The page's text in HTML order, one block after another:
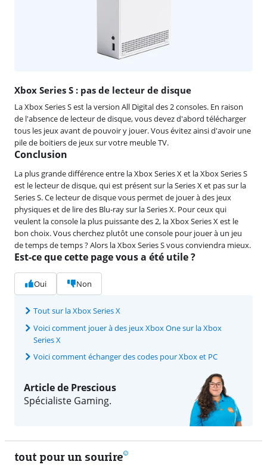
Xbox Series S : pas de lecteur de disque
La Xbox Series S est la version All Digital des 2 consoles. En raison
de l'absence de lecteur de disque, vous devez d'abord télécharger
tous les jeux avant de pouvoir y jouer. Vous évitez ainsi d'avoir une
pile de boitiers de jeux sur votre meuble TV.
Conclusion
La plus grande différence entre la Xbox Series X et la Xbox Series S
est le lecteur de disque, qui est présent sur la Series X et pas sur la
Series S. Ce lecteur de disque vous permet de jouer à des jeux
physiques et de lire des Blu-ray sur la Series X. Pour ceux qui
veulent la console la plus puissante des 2, la Xbox Series X est le
bon choix. Vous cherchez plutôt une console pour jouer à un jeu
de temps de temps ? Alors la Xbox Series S vous conviendra mieux.
Est-ce que cette page vous a été utile ?
Oui Non
Tout sur la Xbox Series X
Voici comment jouer à des jeux Xbox One sur la Xbox
Series X
Voici comment échanger des codes pour Xbox et PC
Article de Prescious
Spécialiste Gaming.
tout pour un sourire